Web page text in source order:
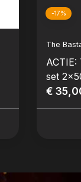
-17%
The
set
€